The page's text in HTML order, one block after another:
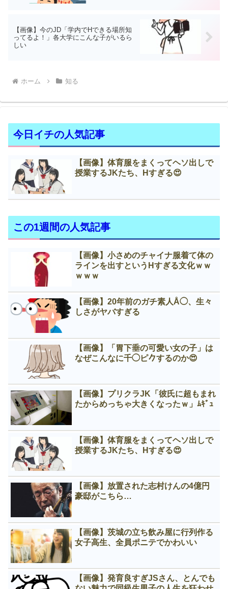
【画像】今のJD「学内でHできる場所知
ってるよ！」各大学にこんな子がいるら
しい
ホーム 知る
今日イチの人気記事
【画像】体育服をまくってヘソ出しで
授業するJKたち、Нすぎる😍
この1週間の人気記事
【画像】小さめのチャイナ服着て体の
ラインを出すというНすぎる文化ｗｗ
ｗｗｗ
【画像】20年前のガチ素人Å◯、生々
しさがヤバすぎる
【画像】「胃下垂の可愛い女の子」は
なぜこんなに千◯ピ𠂊するのか😍
【画像】プリクラJK「彼氏に超もまれ
たからめっちゃ大きくなったｗ」ﾑｷﾞｭ
【画像】体育服をまくってヘソ出しで
授業するJKたち、Нすぎる😍
【画像】放置された志村けんの4億円
豪邸がこちら…
【画像】茨城の立ち飲み屋に行列作る
女子高生、全員ポニテでかわいい
【画像】発育良すぎJSさん、とんでも